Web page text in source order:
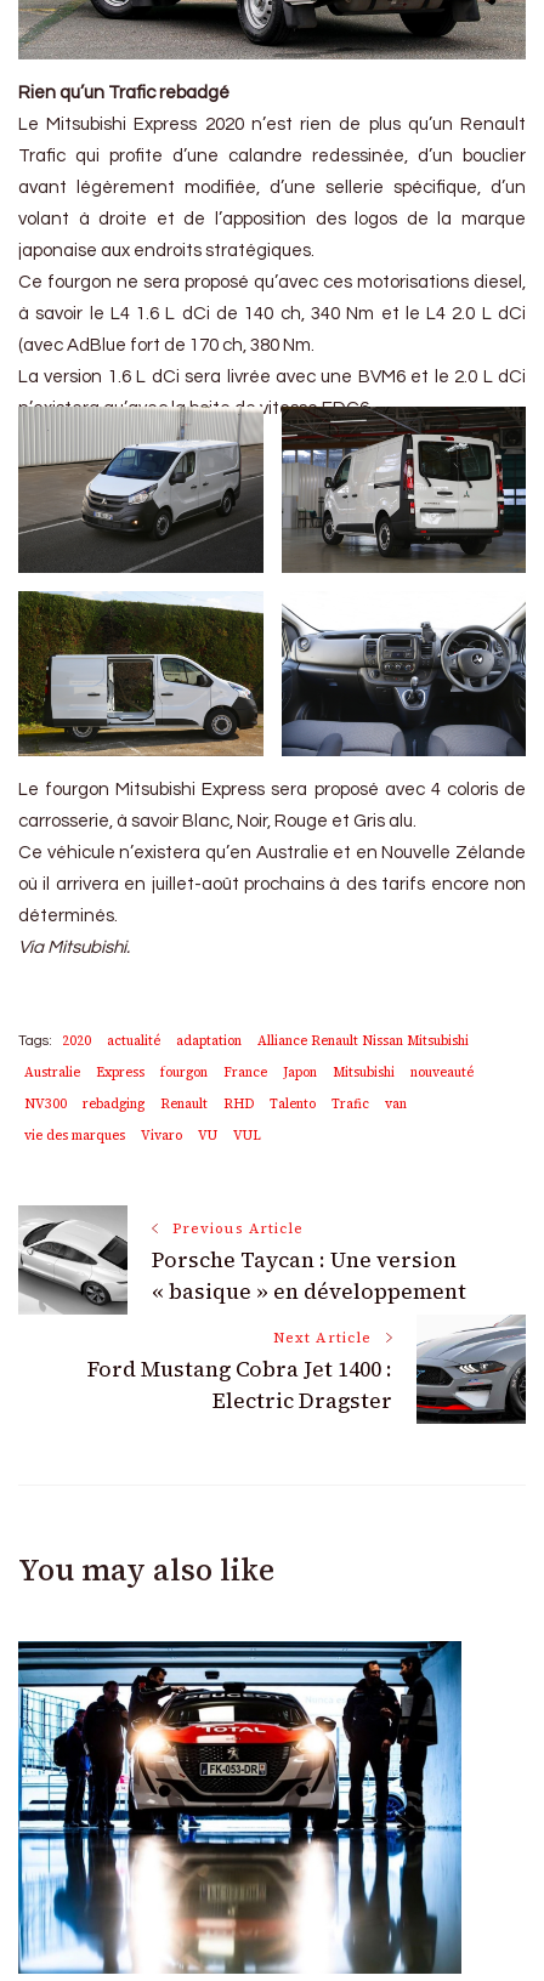
Rien qu’un Trafic rebadgé
Le Mitsubishi Express 2020 n’est rien de plus qu’un Renault
Trafic qui profite d’une calandre redessinée, d’un bouclier
avant légèrement modifiée, d’une sellerie spécifique, d’un
volant à droite et de l’apposition des logos de la marque
japonaise aux endroits stratégiques.
Ce fourgon ne sera proposé qu’avec ces motorisations diesel,
à savoir le L4 1.6 L dCi de 140 ch, 340 Nm et le L4 2.0 L dCi
(avec AdBlue fort de 170 ch, 380 Nm.
La version 1.6 L dCi sera livrée avec une BVM6 et le 2.0 L dCi
n’existera qu’avec la boite de vitesse EDC6.
Le fourgon Mitsubishi Express sera proposé avec 4 coloris de
carrosserie, à savoir Blanc, Noir, Rouge et Gris alu.
Ce véhicule n’existera qu’en Australie et en Nouvelle Zélande
où il arrivera en juillet-août prochains à des tarifs encore non
déterminés.
Via Mitsubishi.
Tags: 2020 actualité adaptation
Alliance Renault Nissan Mitsubishi
Australie
Express fourgon France Japon Mitsubishi
nouveauté
NV300
rebadging Renault RHD Talento Trafic
van
vie des marques
Vivaro VU VUL
Post
Navigation
Previous Article
Porsche Taycan : Une version
« basique » en développement
Next Article
Ford Mustang Cobra Jet 1400 :
Electric Dragster
You may also like